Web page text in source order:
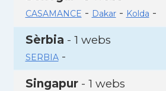
CASAMANCE - Dakar- Kolda -
Sèrbia - 1 webs
SERBIA-
Singapur- 1 webs